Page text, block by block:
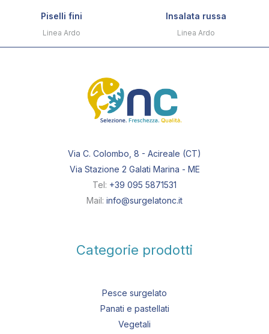
Piselli fini
Linea Ardo
Insalata russa
Linea Ardo
Via C. Colombo, 8 - Acireale (CT)
Via Stazione 2 Galati Marina - ME
Tel: +39 095 5871531
Mail: info@surgelatonc.it
Categorie prodotti
Pesce surgelato
Panati e pastellati
Vegetali